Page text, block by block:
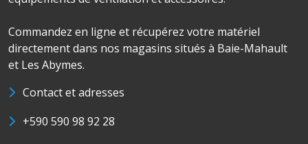
Commandez en ligne et récupérez votre matériel
directement dans nos magasins situés à Baie-Mahault
et Les Abymes.
Contact et adresses
+590 590 98 92 28